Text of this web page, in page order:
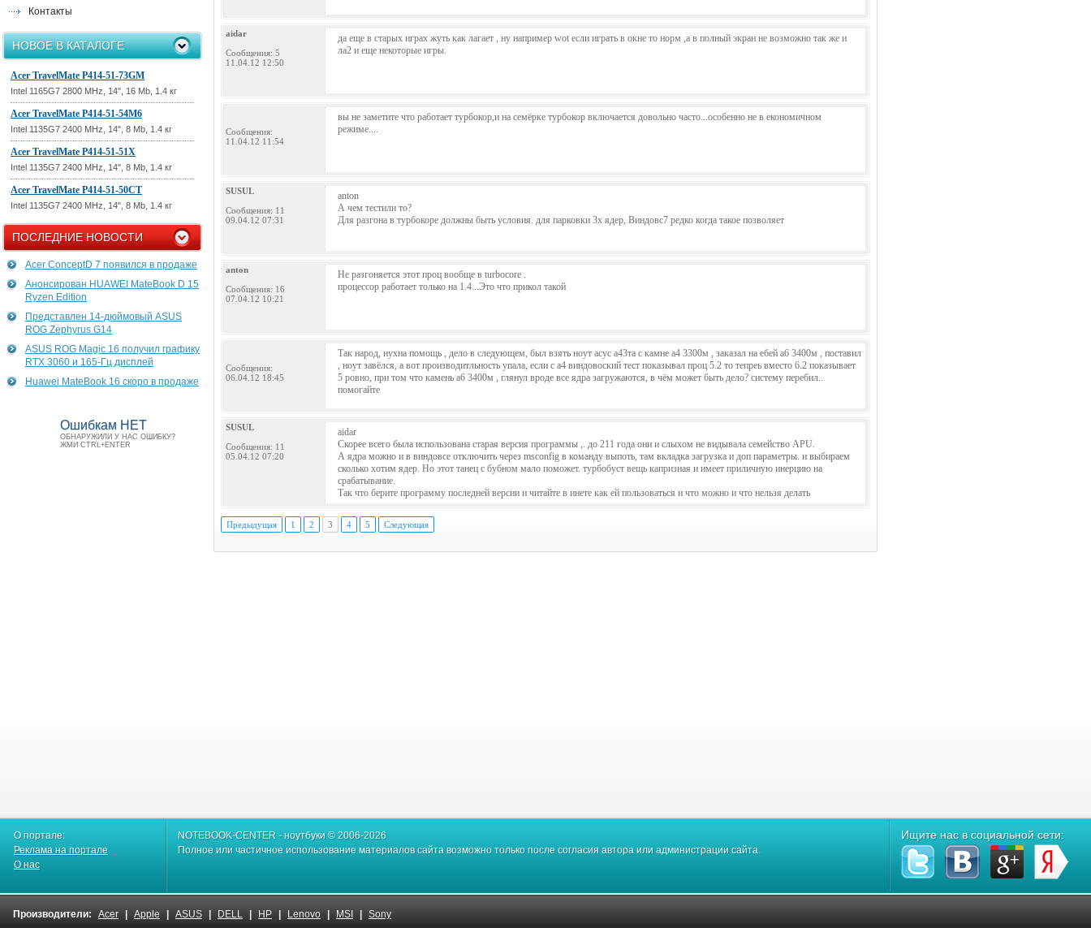
Контакты
НОВОЕ В КАТАЛОГЕ
Acer TravelMate P414-51-73GM
Intel 1165G7 2800 MHz, 14", 16 Mb, 1.4 кг
Acer TravelMate P414-51-54M6
Intel 1135G7 2400 MHz, 14", 8 Mb, 1.4 кг
Acer TravelMate P414-51-51X
Intel 1135G7 2400 MHz, 14", 8 Mb, 1.4 кг
Acer TravelMate P414-51-50CT
Intel 1135G7 2400 MHz, 14", 8 Mb, 1.4 кг
ПОСЛЕДНИЕ НОВОСТИ
Acer ConceptD 7 появился в продаже
Анонсирован HUAWEI MateBook D 15
Ryzen Edition
Представлен 14-дюймовый ASUS
ROG Zephyrus G14
ASUS ROG Magic 16 получил графику
RTX 3060 и 165-Гц дисплей
Huawei MateBook 16 скоро в продаже
Ошибкам НЕТ
ОБНАРУЖИЛИ У НАС ОШИБКУ?
ЖМИ CTRL+ENTER
aidar
Сообщения: 5
11.04.12 12:50
да еще в старых играх жуть как лагает , ну например wot если играть в окне то норм ,а в полный экран не возможно так же и
ла2 и еще некоторые игры.
Сообщения:
11.04.12 11:54
вы не заметите что работает турбокор,и на семёрке турбокор включается довольно часто...особенно не в економичном
режиме....
SUSUL
Сообщения: 11
09.04.12 07:31
anton
А чем тестили то?
Для разгона в турбокоре должны быть условия. для парковки 3х ядер, Виндовс7 редко когда такое позволяет
anton
Сообщения: 16
07.04.12 10:21
Не разгоняется этот проц вообще в turbocore .
процессор работает только на 1.4...Это что прикол такой
Сообщения:
06.04.12 18:45
Так народ, нухна помощь , дело в следующем, был взять ноут асус а43та с камне а4 3300м , заказал на ебей а6 3400м , поставил
, ноут завёлся, а вот производитльность упала, если с а4 виндовоский тест показывал проц 5.2 то тепреь вместо 6.2 показывает
5 ровно, при том что камень а6 3400м , глянул вроде все ядра загружаются, в чём может быть дело? систему перебил..
помогайте
SUSUL
Сообщения: 11
05.04.12 07:20
aidar
Скорее всего была использована старая версия программы ,. до 211 года они и слыхом не видывала семейство APU.
А ядра можно и в виндовсе отключить через msconfig в команду выпоть, там вкладка загрузка и доп параметры. и выбираем
сколько хотим ядер. Но этот танец с бубном мало поможет. турбобуст вещь капризная и имеет приличную инерцию на
срабатывание.
Так что берите программу последней версии и читайте в инете как ей пользоваться и что можно и что нельзя делать
Предыдущая 1 2 3 4 5 Следующая
О портале:
Реклама на портале
О нас
NOTEBOOK-CENTER - ноутбуки © 2006-2026
Полное или частичное использование материалов сайта возможно только после согласия автора или администрации сайта.
Ищите нас в социальной сети:
Производители: Acer Apple ASUS DELL HP Lenovo MSI Sony